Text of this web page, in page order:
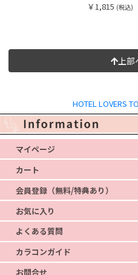
￥1,815 (税込)
上
HOTEL LOVERS
マイページ
カート
会員登録（無料/特典あり）
お気に入り
よくある質問
カラコンガイド
お問合せ